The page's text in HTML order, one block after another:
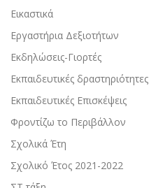
Εικαστικά
Εργαστήρια Δεξιοτήτων
Εκδηλώσεις-Γιορτές
Εκπαιδευτικές δραστηριότητες
Εκπαιδευτικές Επισκέψεις
Φροντίζω το Περιβάλλον
Σχολικά Έτη
Σχολικό Έτος 2021-2022